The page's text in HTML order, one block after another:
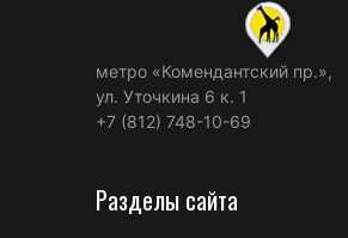
метро «Комендантский пр.»,
ул. Уточкина 6 к. 1
+7 (812) 748-10-69
Разделы сайта